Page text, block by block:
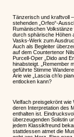
Tänzerisch und kraftvoll
stehenden „Orfeo“-
Rumänischen
durch sphärische Höhen
Vasks-Werk zum
Auch als Begleiter
auf dem Countertenor
Purcell-Oper „Dido and
hinabsteigt. „Remember
geführte Stimme
Arie wie „Lascia ch’io
entlocken kann?
Vielfach preisgekrönt wie
deren Interpretation des
enthalten ist.
überzeugenden Solistin
jedem Klassikfreund
stattdessen atmet die